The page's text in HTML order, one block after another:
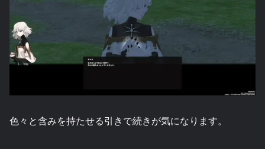
色々と含みを持たせる引きで続きが気になります。